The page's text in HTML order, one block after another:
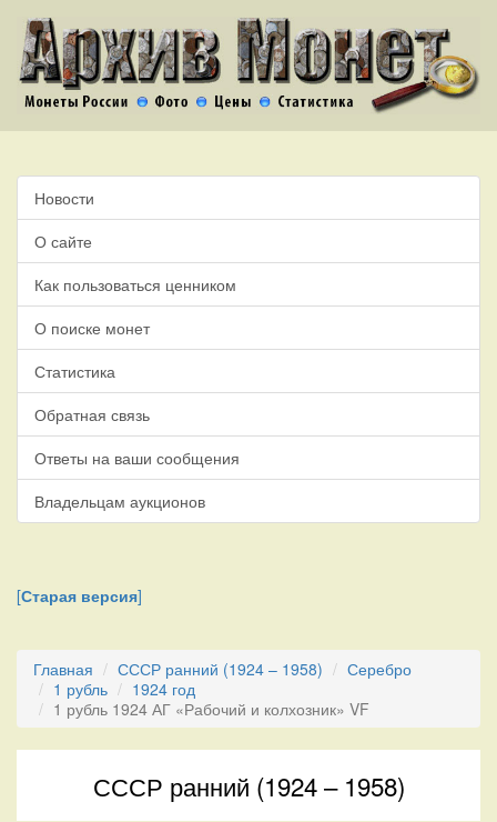
Новости
О сайте
Как пользоваться ценником
О поиске монет
Статистика
Обратная связь
Ответы на ваши сообщения
Владельцам аукционов
[Старая версия]
Главная СССР ранний (1924 – 1958)
Серебро
1 рубль
1924 год
1 рубль 1924 АГ «Рабочий и колхозник» VF
СССР ранний (1924 – 1958)